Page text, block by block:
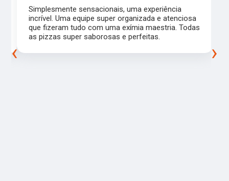
Simplesmente sensacionais, uma experiência
incrível. Uma equipe super organizada e atenciosa
que fizeram tudo com uma exímia maestria. Todas
as pizzas super saborosas e perfeitas.
‹ ›